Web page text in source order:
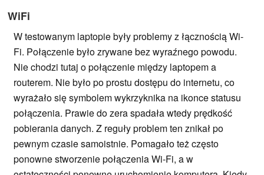
WiFi
W testowanym laptopie były problemy z łącznością Wi-
Fi. Połączenie było zrywane bez wyraźnego powodu.
Nie chodzi tutaj o połączenie między laptopem a
routerem. Nie było po prostu dostępu do internetu, co
wyrażało się symbolem wykrzyknika na ikonce statusu
połączenia. Prawie do zera spadała wtedy prędkość
pobierania danych. Z reguły problem ten znikał po
pewnym czasie samoistnie. Pomagało też często
ponowne stworzenie połączenia Wi-Fi, a w